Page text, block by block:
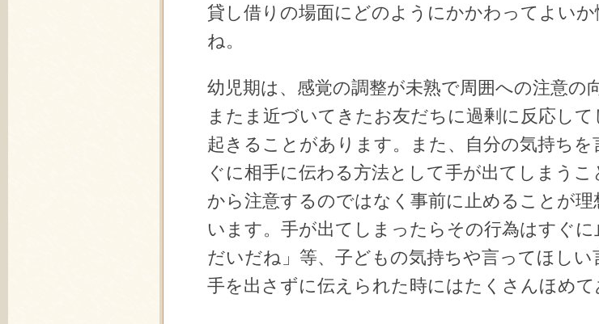
貸し借りの場面にどのようにかかわってよい
ね。
幼児期は、感覚の調整が未熟で周囲への注意の
またま近づいてきたお友だちに過剰に反応し
起きることがあります。また、自分の気持ち
ぐに相手に伝わる方法として手が出てしまう
から注意するのではなく事前に止めることが
います。手が出てしまったらその行為はすぐ
だいだね」等、子どもの気持ちや言ってほしい
手を出さずに伝えられた時にはたくさんほめて